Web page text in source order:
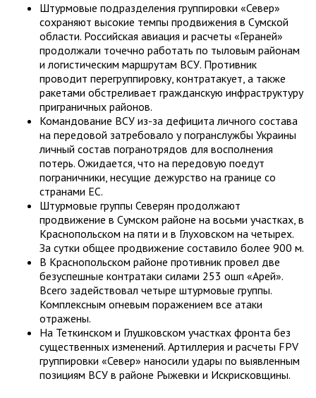
Штурмовые подразделения группировки «Север»
сохраняют высокие темпы продвижения в Сумской
области. Российская авиация и расчеты «Гераней»
продолжали точечно работать по тыловым районам
и логистическим маршрутам ВСУ. Противник
проводит перегруппировку, контратакует, а также
ракетами обстреливает гражданскую инфраструктуру
приграничных районов.
Командование ВСУ из-за дефицита личного состава
на передовой затребовало у погранслужбы Украины
личный состав погранотрядов для восполнения
потерь. Ожидается, что на передовую поедут
пограничники, несущие дежурство на границе со
странами ЕС.
Штурмовые группы Северян продолжают
продвижение в Сумском районе на восьми участках, в
Краснопольском на пяти и в Глуховском на четырех.
За сутки общее продвижение составило более 900 м.
В Краснопольском районе противник провел две
безуспешные контратаки силами 253 ошп «Арей».
Всего задействовал четыре штурмовые группы.
Комплексным огневым поражением все атаки
отражены.
На Теткинском и Глушковском участках фронта без
существенных изменений. Артиллерия и расчеты FPV
группировки «Север» наносили удары по выявленным
позициям ВСУ в районе Рыжевки и Искрисковщины.